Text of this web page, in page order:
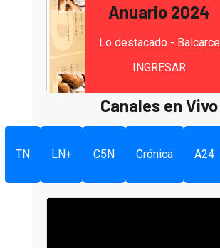
Anuario 2024
Lo destacado - Balcarce
INGRESAR
Canales en Vivo
TN LN+ C5N Crónica A24